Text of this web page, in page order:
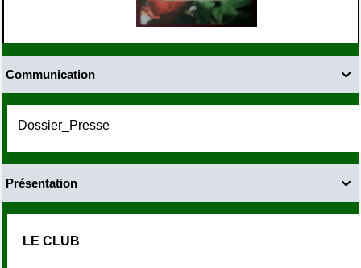

Communication
Dossier_Presse

Présentation
LE CLUB